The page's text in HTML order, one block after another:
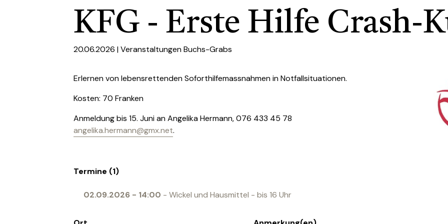
KFG - Erste Hilfe Crash-
20.06.2026 |Veranstaltungen Buchs-Grabs
Erlernen von lebensrettenden Soforthilfemassnahmen in Notfallsituationen.
Kosten: 70 Franken
Anmeldung bis 15. Juni an Angelika Hermann, 076 433 45 78
angelika.hermann@gmx.net.
Termine (1)
02.09.2026 - 14:00 - Wickel und Hausmittel - bis 16 Uhr